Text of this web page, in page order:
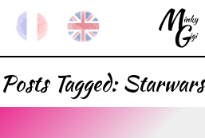
Posts Tagged:Starwars